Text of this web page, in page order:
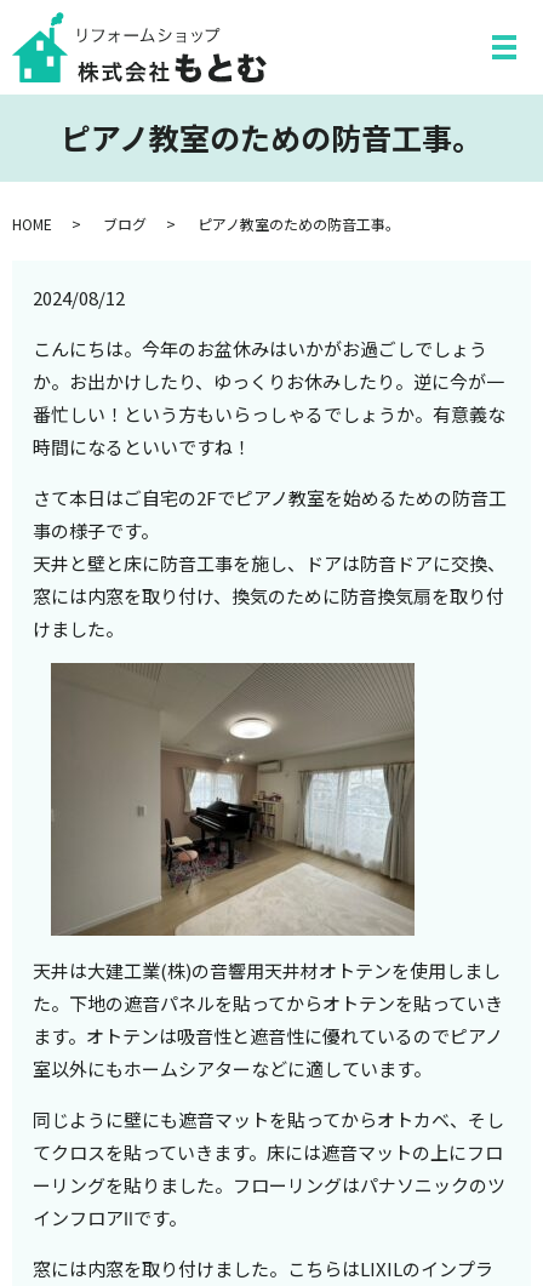
ピアノ教室のための防音工事。
HOME ブログ ピアノ教室のための防音工事。
2024/08/12
こんにちは。今年のお盆休みはいかがお過ごしでしょう
か。お出かけしたり、ゆっくりお休みしたり。逆に今が一
番忙しい！という方もいらっしゃるでしょうか。有意義な
時間になるといいですね！
さて本日はご自宅の2Fでピアノ教室を始めるための防音工
事の様子です。
天井と壁と床に防音工事を施し、ドアは防音ドアに交換、
窓には内窓を取り付け、換気のために防音換気扇を取り付
けました。
天井は大建工業(株)の音響用天井材オトテンを使用しまし
た。下地の遮音パネルを貼ってからオトテンを貼っていき
ます。オトテンは吸音性と遮音性に優れているのでピアノ
室以外にもホームシアターなどに適しています。
同じように壁にも遮音マットを貼ってからオトカベ、そし
てクロスを貼っていきます。床には遮音マットの上にフロ
ーリングを貼りました。フローリングはパナソニックのツ
インフロアⅡです。
窓には内窓を取り付けました。こちらはLIXILのインプラ